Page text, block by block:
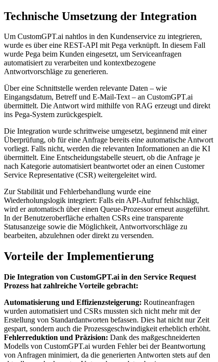
Technische Umsetzung der Integration
Um CustomGPT.ai nahtlos in den Kundenservice zu integrieren,
wurde es über eine REST-API mit Pega verknüpft. In diesem Fall
wurde Pega beim Kunden eingesetzt, um Serviceanfragen
automatisiert zu verarbeiten und kontextbezogene
Antwortvorschläge zu generieren.
Über eine Schnittstelle werden relevante Daten – wie
Eingangsdatum, Betreff und E-Mail-Text – an CustomGPT.ai
übermittelt. Die Antwort wird mithilfe von RAG erzeugt und direkt
ins Pega-System zurückgespielt.
Die Integration wurde schrittweise umgesetzt, beginnend mit einer
Überprüfung, ob für eine Anfrage bereits eine automatische Antwort
vorliegt. Falls nicht, werden die relevanten Informationen an die KI
übermittelt. Eine Entscheidungstabelle steuert, ob die Anfrage je
nach Kategorie automatisiert beantwortet oder an einen Customer
Service Representative (CSR) weitergeleitet wird.
Zur Stabilität und Fehlerbehandlung wurde eine
Wiederholungslogik integriert: Falls ein API-Aufruf fehlschlägt,
wird er automatisch über einen Queue-Prozessor erneut ausgeführt.
In der Benutzeroberfläche erhalten CSRs eine transparente
Statusanzeige sowie die Möglichkeit, Antwortvorschläge zu
bearbeiten, abzulehnen oder direkt zu versenden.
Vorteile der Implementierung
Die Integration von CustomGPT.ai in den Service Request
Prozess hat zahlreiche Vorteile gebracht:
Automatisierung und Effizienzsteigerung: Routineanfragen
wurden automatisiert und CSRs mussten sich nicht mehr mit der
Erstellung von Standardantworten befassen. Dies hat nicht nur Zeit
gespart, sondern auch die Prozessgeschwindigkeit erheblich erhöht.
Fehlerreduktion und Präzision: Dank des maßgeschneiderten
Modells von CustomGPT.ai wurden Fehler bei der Beantwortung
von Anfragen minimiert, da die generierten Antworten stets auf den